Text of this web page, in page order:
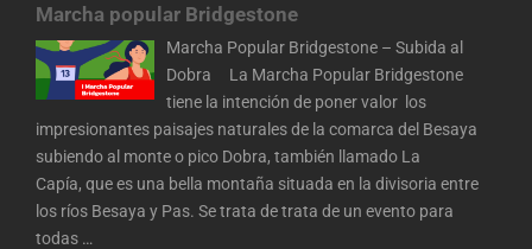
Marcha popular Bridgestone
Marcha Popular Bridgestone – Subida al
Dobra La Marcha Popular Bridgestone
tiene la intención de poner valor los
impresionantes paisajes naturales de la comarca del Besaya
subiendo al monte o pico Dobra, también llamado La
Capía, que es una bella montaña situada en la divisoria entre
los ríos Besaya y Pas. Se trata de trata de un evento para
todas …